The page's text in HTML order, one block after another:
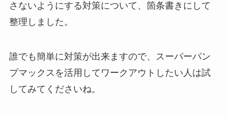
さないようにする対策について、箇条書きにして
整理しました。
誰でも簡単に対策が出来ますので、スーパーパン
プマックスを活用してワークアウトしたい人は試
してみてくださいね。